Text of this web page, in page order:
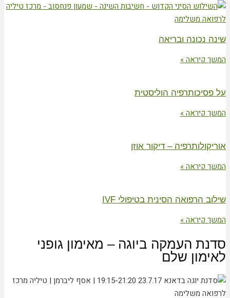
שינה נכונה ובריאה
המשך קיראה »
על פסיכותרפיה הוליסטית
המשך קיראה »
אוריקולותרפיה – דיקור אוזן
המשך קיראה »
שילוב הרפואה הסינית בטיפולי IVF
המשך קיראה »
סדנת העמקה ביוגה – מאימון גופני
לאימון שלם